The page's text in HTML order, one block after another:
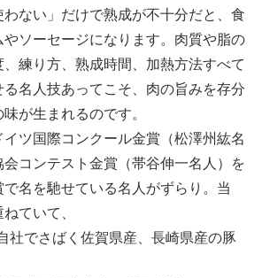
ない」だけで熟成が不十分だと、食
ソーセージになります。肉質や脂の
練り方、熟成時間、加熱方法すべて
名人技あってこそ、肉の旨みを存分
が生まれるのです。
ツ国際コンクール金賞（松澤州紘名
会コンテスト金賞（帯谷伸一名人）を
名を馳せている名人がずらり。当
ていて、
でさばく佐賀県産、長崎県産の豚